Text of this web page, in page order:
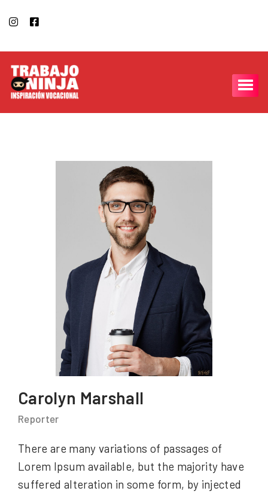
Carolyn Marshall
Reporter
There are many variations of passages of
Lorem Ipsum available, but the majority have
suffered alteration in some form, by injected